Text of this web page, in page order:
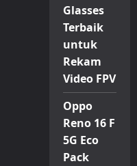
Glasses
Terbaik
untuk
Rekam
Video FPV
Oppo
Reno 16 F
5G Eco
Pack